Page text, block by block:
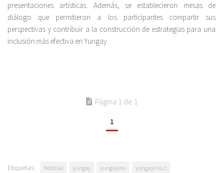
presentaciones artísticas. Además, se establecieron mesas de
diálogo que permitieron a los participantes compartir sus
perspectivas y contribuir a la construcción de estrategias para una
inclusión más efectiva en Yungay.
Página 1 de 1
1
Etiquetas: Noticias yungay yungayino yungayino.cl